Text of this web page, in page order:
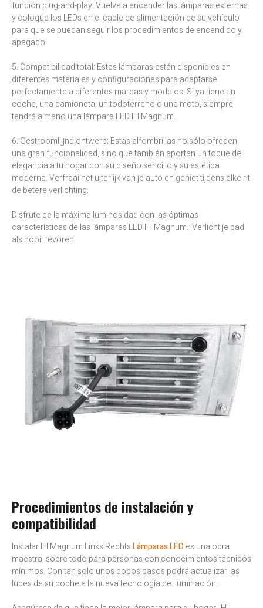
función plug-and-play. Vuelva a encender las lámparas externas
y coloque los LEDs en el cable de alimentación de su vehículo
para que se puedan seguir los procedimientos de encendido y
apagado.
5. Compatibilidad total: Estas lámparas están disponibles en
diferentes materiales y configuraciones para adaptarse
perfectamente a diferentes marcas y modelos. Si ya tiene un
coche, una camioneta, un todoterreno o una moto, siempre
tendrá a mano una lámpara LED IH Magnum.
6. Gestroomlijjnd ontwerp: Estas alfombrillas no sólo ofrecen
una gran funcionalidad, sino que también aportan un toque de
elegancia a tu hogar con su diseño sencillo y su estética
moderna. Verfraai het uiterlijk van je auto en geniet tijdens elke rit
de betere verlichting.
Disfrute de la máxima luminosidad con las óptimas
características de las lámparas LED IH Magnum. ¡Verlicht je pad
als nooit tevoren!
Procedimientos de instalación y
compatibilidad
Instalar IH Magnum Links RechtsLámparas LED es una obra
maestra, sobre todo para personas con conocimientos técnicos
mínimos. Con tan solo unos pocos pasos podrá actualizar las
luces de su coche a la nueva tecnología de iluminación.